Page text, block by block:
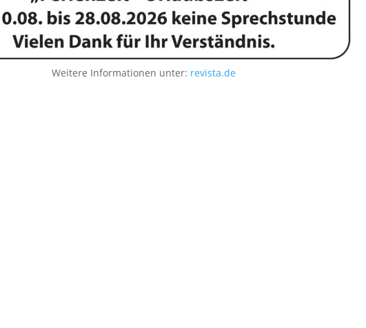
Weitere Informationen unter: revista.de